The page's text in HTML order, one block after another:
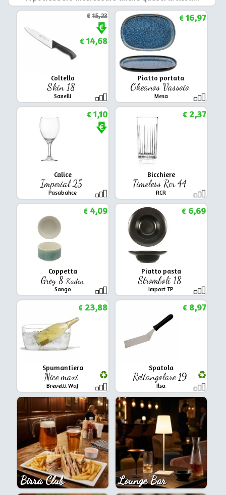
Coltello
Skin 18
Sanelli
€15,23
€14,68
Piatto portata
Okeanos Vassoio
Mesa
€16,97
Calice
Imperial 25
Pasabahce
€1,10
Bicchiere
Timeless Rcr 44
RCR
€2,37
Coppetta
Grey 8 Kaden
Sango
€4,09
Piatto pasta
Stromboli 18
Import TP
€6,69
Spumantiera
Nice maxi
Brevetti Waf
€23,88
Spatola
Rettangolare 19
Ilsa
€8,97
Birra Club Lounge Bar